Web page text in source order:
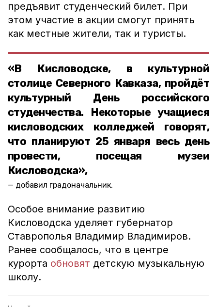
предъявит студенческий билет. При
этом участие в акции смогут принять
как местные жители, так и туристы.
«В Кисловодске, в культурной
столице Северного Кавказа, пройдёт
культурный День российского
студенчества. Некоторые учащиеся
кисловодских колледжей говорят,
что планируют 25 января весь день
провести, посещая музеи
Кисловодска»,
добавил градоначальник.
Особое внимание развитию
Кисловодска уделяет губернатор
Ставрополья Владимир Владимиров.
Ранее сообщалось, что в центре
курорта обновят детскую музыкальную
школу.